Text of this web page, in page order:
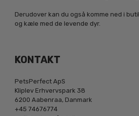
Derudover kan du også komme ned i
og kæle med de levende dyr.
KONTAKT
PetsPerfect ApS
Kliplev Erhvervspark 38
6200 Aabenraa, Danmark
+45 74676774